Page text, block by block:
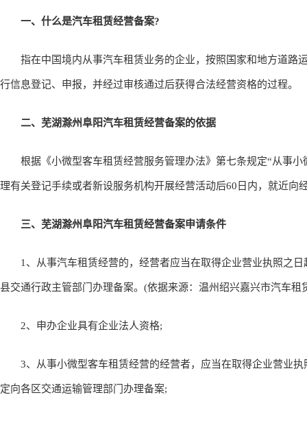
一、什么是汽车租赁经营备案?
指在中国境内从事汽车租赁业务的企业，按照国家和地方道路
行信息登记、申报，并经过审核通过后获得合法经营资格的过程。
二、芜湖滁州阜阳汽车租赁经营备案的依据
根据《小微型客车租赁经营服务管理办法》第七条规定“从事小
理有关登记手续或者新设服务机构开展经营活动后60日内，就近向
三、芜湖滁州阜阳汽车租赁经营备案申请条件
1、从事汽车租赁经营的，经营者应当在取得企业营业执照之日
县交通行政主管部门办理备案。(依据来源：温州绍兴嘉兴市汽车租
2、申办企业具有企业法人资格;
3、从事小微型客车租赁经营的经营者，应当在取得企业营业执
定向各区交通运输管理部门办理备案;